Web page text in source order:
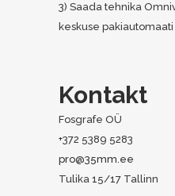
3) Saada tehnika
keskuse pakiautomaati
Kontakt
Fosgrafe OÜ
+372 5389 5283
pro@35mm.ee
Tulika 15/17 Tallinn